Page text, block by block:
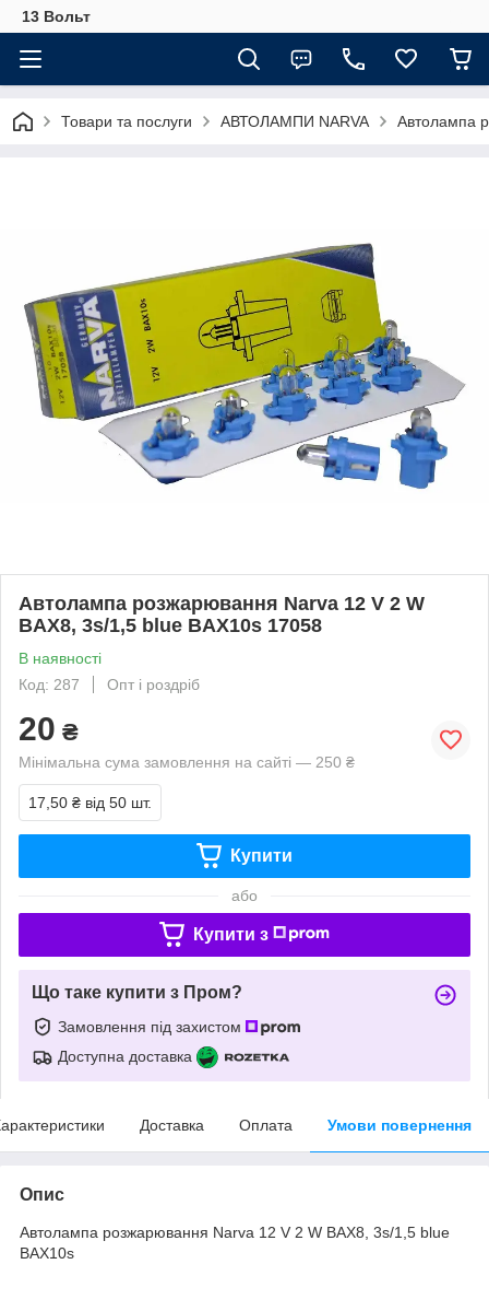
13 Вольт
Товари та послуги АВТОЛАМПИ NARVA Автолампа
Автолампа розжарювання Narva 12 V 2 W
BAX8, 3s/1,5 blue BAX10s 17058
В наявності
Код: 287
Опт і роздріб
20 ₴
Мінімальна сума замовлення на сайті — 250 ₴
17,50 ₴ від 50 шт.
Купити
або
Купити з
Що таке купити з Пром?
Замовлення під захистом
Доступна доставка
Доставка Оплата Умови повернення
Опис
Автолампа розжарювання Narva 12 V 2 W BAX8, 3s/1,5 blue
BAX10s